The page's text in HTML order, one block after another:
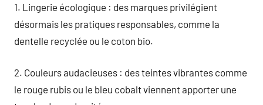
1. Lingerie écologique : des marques privilégient
désormais les pratiques responsables, comme la
dentelle recyclée ou le coton bio.
2. Couleurs audacieuses : des teintes vibrantes comme
le rouge rubis ou le bleu cobalt viennent apporter une